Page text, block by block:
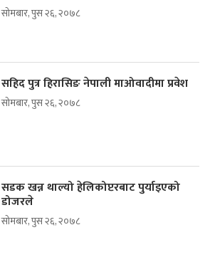
सोमबार, पुस २६, २०७८
सहिद पुत्र हिरासिङ नेपाली माओवादीमा प्रवेश
सोमबार, पुस २६, २०७८
सडक खन्न थाल्यो हेलिकोप्टरबाट पुर्याइएको
डोजरले
सोमबार, पुस २६, २०७८